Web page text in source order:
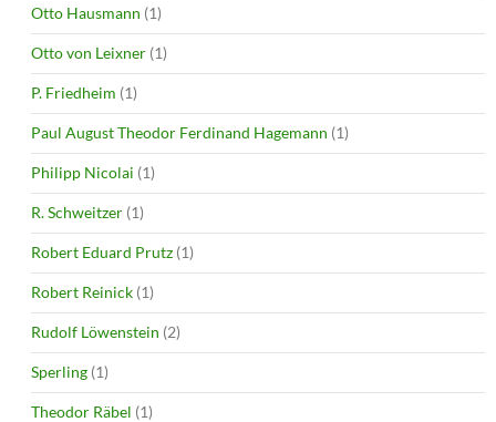
Otto Hausmann (1)
Otto von Leixner (1)
P. Friedheim (1)
Paul August Theodor Ferdinand Hagemann (1)
Philipp Nicolai (1)
R. Schweitzer (1)
Robert Eduard Prutz (1)
Robert Reinick (1)
Rudolf Löwenstein (2)
Sperling (1)
Theodor Räbel (1)